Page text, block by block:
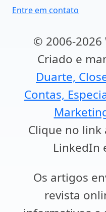
Entre em contato
© 2006-
Criado e
Duarte,
Contas,
Clique no link
LinkedIn
Os artigos
revista